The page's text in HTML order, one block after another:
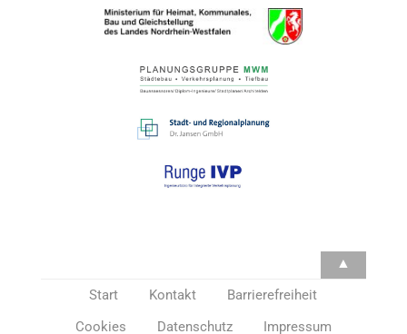
Start Kontakt
Barrierefreiheit
Cookies
Datenschutz Impressum